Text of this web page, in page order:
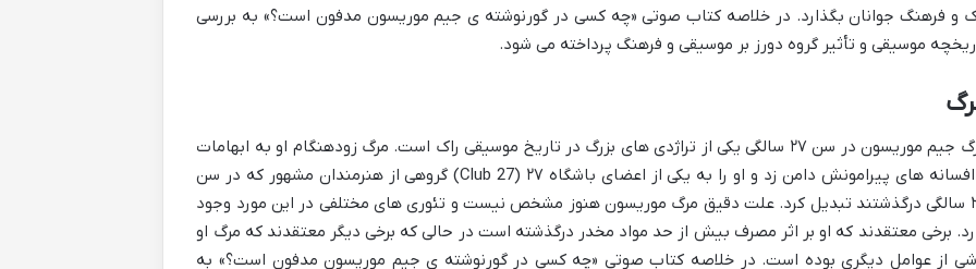
و فرهنگ جوانان بگذارد. در خلاصه کتاب صوتی «چه کسی در گورنوشته ی جیم موریسون مدفون است؟» به بررسی
موسیقی و تأثیر گروه دورز بر موسیقی و فرهنگ پرداخته می شود.
مرگ جیم موریسون در سن ۲۷ سالگی یکی از تراژدی های بزرگ در تاریخ موسیقی راک است. مرگ زودهنگام او به ابهامات
و افسانه های پیرامونش دامن زد و او را به یکی از اعضای باشگاه ۲۷ (Club 27) گروهی از هنرمندان مشهور که در سن
۲۷ سالگی درگذشتند تبدیل کرد. علت دقیق مرگ موریسون هنوز مشخص نیست و تئوری های مختلفی در این مورد وجود
برخی معتقدند که او بر اثر مصرف بیش از حد مواد مخدر درگذشته است در حالی که برخی دیگر معتقدند که مرگ او
از عوامل دیگری بوده است. در خلاصه کتاب صوتی «چه کسی در گورنوشته ی جیم موریسون مدفون است؟» به